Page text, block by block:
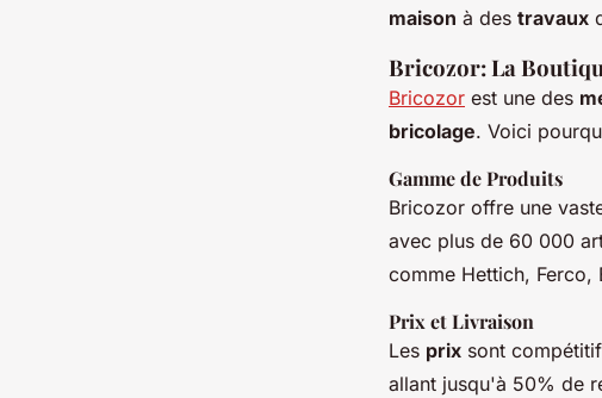
maison à des travaux
Bricozor: La
Bricozor est une des
bricolage. Voici
Gamme de Produits
Bricozor offre une
avec plus de 60 000
comme Hettich, Ferco,
Prix et Livraison
Les prix sont
allant jusqu'à 50% de